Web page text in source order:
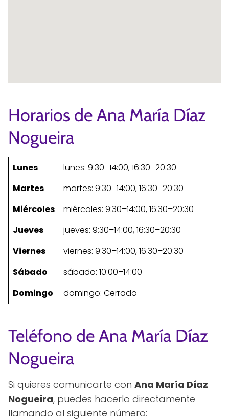
Horarios de Ana María Díaz
Nogueira
Lunes
lunes: 9:30–14:00, 16:30–20:30
Martes
martes: 9:30–14:00, 16:30–20:30
Miércoles
miércoles: 9:30–14:00, 16:30–20:30
Jueves
jueves: 9:30–14:00, 16:30–20:30
Viernes
viernes: 9:30–14:00, 16:30–20:30
Sábado
sábado: 10:00–14:00
Domingo
domingo: Cerrado
Teléfono de Ana María Díaz
Nogueira
Si quieres comunicarte con Ana María Díaz
Nogueira, puedes hacerlo directamente
llamando al siguiente número: